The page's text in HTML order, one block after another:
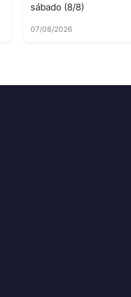
sábado (8/8)
07/08/2026